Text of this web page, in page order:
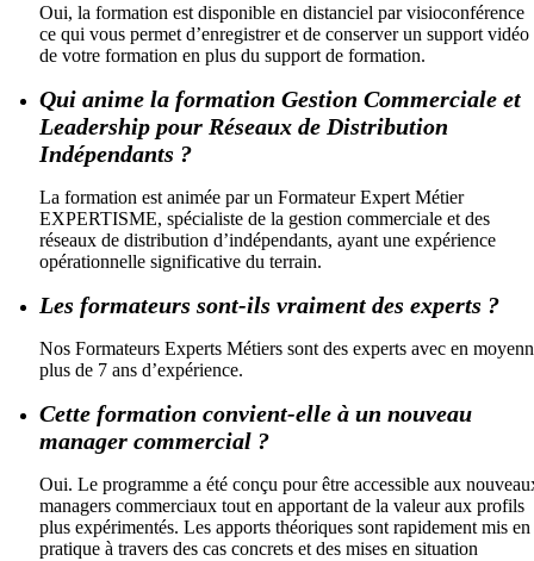
Oui, la formation est disponible en distanciel par visioconférence
ce qui vous permet d’enregistrer et de conserver un support vidéo
de votre formation en plus du support de formation.
Qui anime la formation Gestion Commerciale et
Leadership pour Réseaux de Distribution
Indépendants ?
La formation est animée par un Formateur Expert Métier
EXPERTISME, spécialiste de la gestion commerciale et des
réseaux de distribution d’indépendants, ayant une expérience
opérationnelle significative du terrain.
Les formateurs sont-ils vraiment des experts ?
Nos Formateurs Experts Métiers sont des experts avec en
plus de 7 ans d’expérience.
Cette formation convient-elle à un nouveau
manager commercial ?
Oui. Le programme a été conçu pour être accessible aux
managers commerciaux tout en apportant de la valeur aux profils
plus expérimentés. Les apports théoriques sont rapidement mis en
pratique à travers des cas concrets et des mises en situation